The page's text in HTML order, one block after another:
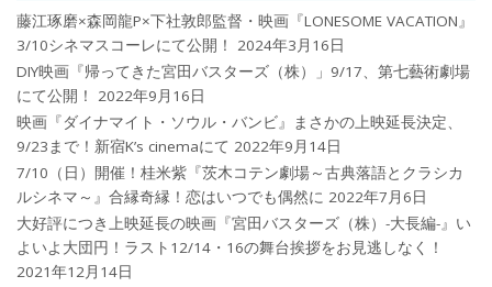
藤江琢磨×森岡龍P×下社敦郎監督・映画『LONESOME VACATION』
3/10シネマスコーレにて公開！
2024年3月16日
DIY映画『帰ってきた宮田バスターズ（株）」9/17、第七藝術劇場
にて公開！
2022年9月16日
映画『ダイナマイト・ソウル・バンビ』まさかの上映延長決定、
9/23まで！新宿K’s cinemaにて 2022年9月14日
7/10（日）開催！桂米紫『茨木コテン劇場～古典落語とクラシカ
ルシネマ～』合縁奇縁！恋はいつでも偶然に 2022年7月6日
大好評につき上映延長の映画『宮田バスターズ（株）-大長編-』い
よいよ大団円！ラスト12/14・16の舞台挨拶をお見逃しなく！
2021年12月14日